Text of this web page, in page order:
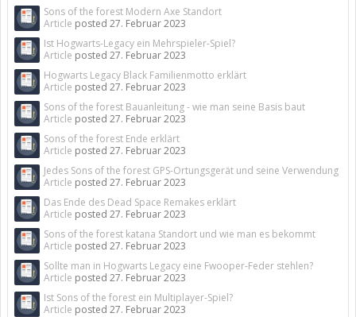
Sons of the forest Modern Axe Standort
Article posted 27. Februar 2023
Ist Hogwarts-Legacy ein Mehrspieler-Spiel?
Article posted 27. Februar 2023
Hogwarts Legacy Black Familienmotto erklärt
Article posted 27. Februar 2023
Sons of the forest Bauanleitung - wie man seine Basis baut
Article posted 27. Februar 2023
Sons of the forest Ende erklärt
Article posted 27. Februar 2023
Jedes Sons of the forest GPS-Ortungsgerät und seine Verwendung
Article posted 27. Februar 2023
Das Ende des Dead Space Remakes erklärt
Article posted 27. Februar 2023
Sons of the forest katana Standort und wie man es bekommt
Article posted 27. Februar 2023
Sollte man in Hogwarts Legacy eine Fwooper-Feder stehlen?
Article posted 27. Februar 2023
Ist Sons of the forest ein Multiplayer-Spiel?
Article posted 27. Februar 2023